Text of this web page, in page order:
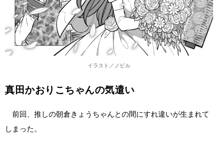
イラスト／ノビル
真田かおりこちゃんの気遣い
前回、推しの朝倉きょうちゃんとの間にすれ違いが生まれて
しまった。